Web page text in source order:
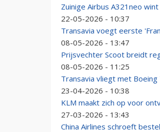
Zuinige Airbus A321neo
22-05-2026 - 10:37
Transavia voegt eerste
08-05-2026 - 13:47
Prijsvechter Scoot breidt
08-05-2026 - 11:25
Transavia vliegt met
23-04-2026 - 10:38
KLM maakt zich op voor
27-03-2026 - 13:43
China Airlines schroeft